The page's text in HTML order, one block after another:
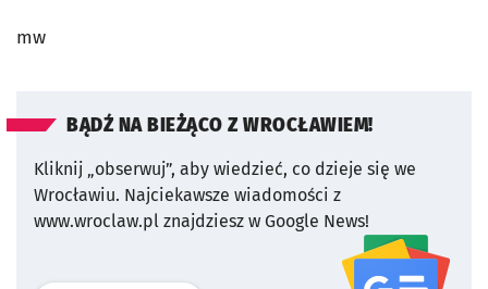
mw
BĄDŹ NA BIEŻĄCO Z WROCŁAWIEM!
Kliknij „obserwuj”, aby wiedzieć, co dzieje się we
Wrocławiu. Najciekawsze wiadomości z
www.wroclaw.pl znajdziesz w Google News!